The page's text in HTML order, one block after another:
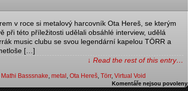
v roce si metalový harcovník Ota Hereš, se kterým
při této příležitosti udělali obsáhlé interview, udělá
music clubu se svou legendární kapelou TÖRR a
[…]
↓ Read the rest of this entry…
Mathi Basssnake, metal , Ota Hereš, Törr, Virtual Void
Komentáře nejsou povoleny